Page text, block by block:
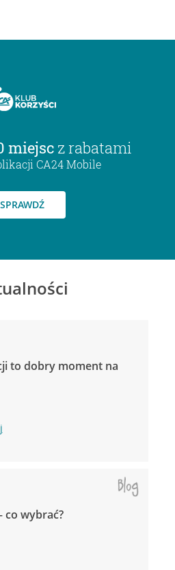
miejsc z rabatami
CA24 Mobile
SPRAWDŹ
to dobry moment na
co wybrać?